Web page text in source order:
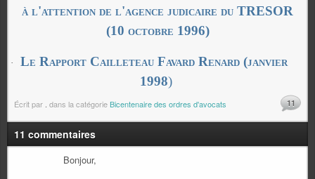
à l'attention de l'agence judicaire du TRESOR
(10 octobre 1996)
· Le Rapport Cailleteau Favard Renard (janvier
1998)
Écrit par . dans la catégorieBicentenaire des ordres d'avocats 11
11 commentaires
Bonjour,